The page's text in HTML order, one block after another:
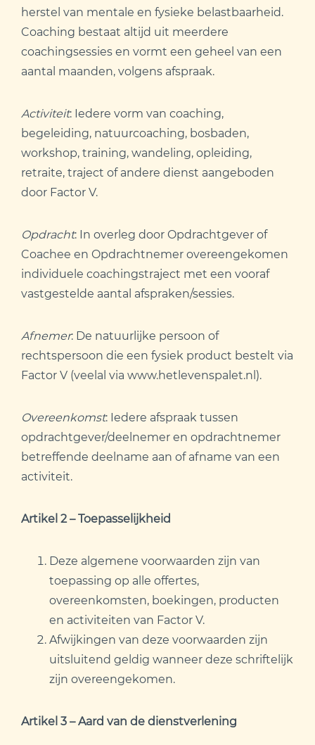
herstel van mentale en fysieke belastbaarheid.
Coaching bestaat altijd uit meerdere
coachingsessies en vormt een geheel van een
aantal maanden, volgens afspraak.
Activiteit: Iedere vorm van coaching,
begeleiding, natuurcoaching, bosbaden,
workshop, training, wandeling, opleiding,
retraite, traject of andere dienst aangeboden
door Factor V.
Opdracht: In overleg door Opdrachtgever of
Coachee en Opdrachtnemer overeengekomen
individuele coachingstraject met een vooraf
vastgestelde aantal afspraken/sessies.
Afnemer: De natuurlijke persoon of
rechtspersoon die een fysiek product bestelt via
Factor V (veelal via www.hetlevenspalet.nl).
Overeenkomst: Iedere afspraak tussen
opdrachtgever/deelnemer en opdrachtnemer
betreffende deelname aan of afname van een
activiteit.
Artikel 2 – Toepasselijkheid
Deze algemene voorwaarden zijn van
toepassing op alle offertes,
overeenkomsten, boekingen, producten
en activiteiten van Factor V.
Afwijkingen van deze voorwaarden zijn
uitsluitend geldig wanneer deze schriftelijk
zijn overeengekomen.
Artikel 3 – Aard van de dienstverlening